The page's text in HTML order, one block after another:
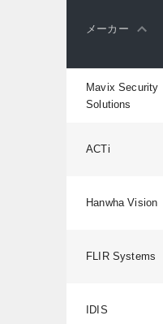
メーカー
Mavix Security
Solutions
ACTi
Hanwha Vision
FLIR Systems
IDIS